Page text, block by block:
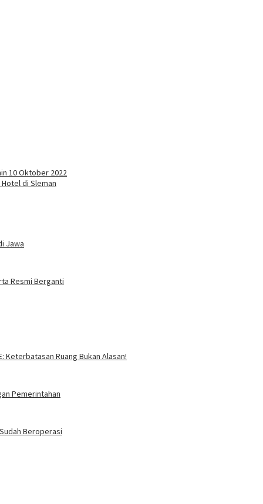
10 Oktober 2022
di Sleman
Jawa
Resmi Berganti
Keterbatasan Ruang Bukan Alasan!
Pemerintahan
Beroperasi